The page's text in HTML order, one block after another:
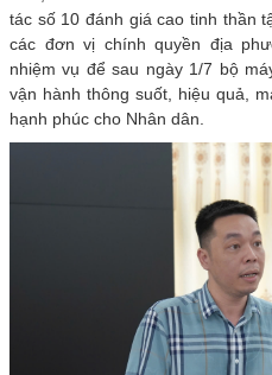
tác số 10 đánh giá cao tinh thần
các đơn vị chính quyền địa
nhiệm vụ để sau ngày 1/7 bộ
vận hành thông suốt, hiệu quả,
hạnh phúc cho Nhân dân.